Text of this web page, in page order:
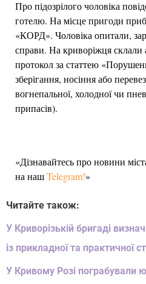
Про підозрілого чоловіка
готелю. На місце пригоди
«КОРД». Чоловіка опитали,
справи. На криворіжця склали
протокол за статтею
зберігання, носіння або
вогнепальної, холодної чи
припасів).
«Дізнавайтесь про новини
на нашTelegram!»
Читайте також:
У Криворізькій бригаді
із прикладної та практичної
У Кривому Розі пограбували